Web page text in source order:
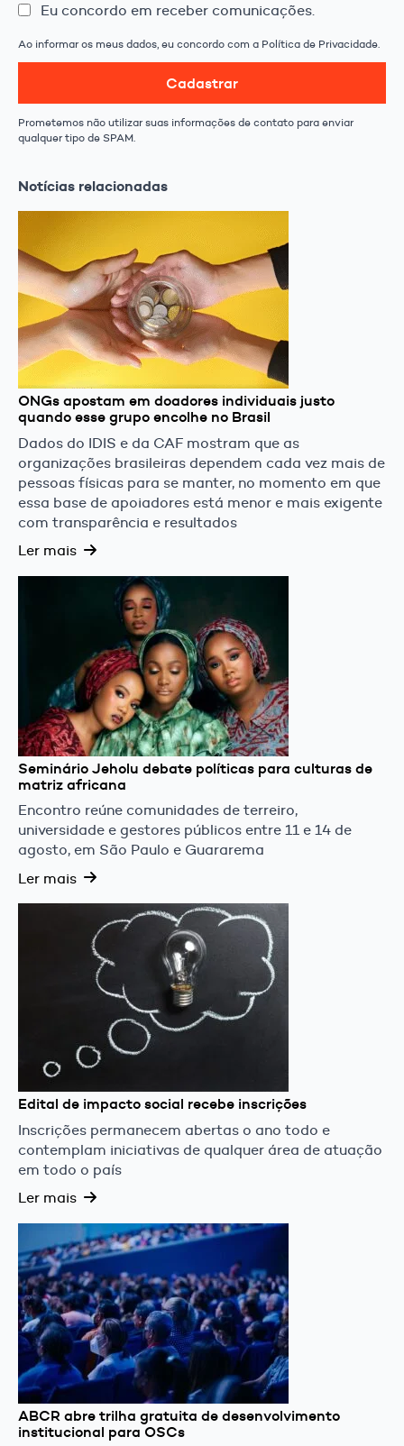
Eu concordo em receber comunicações.
Ao informar os meus dados, eu concordo com a Política de Privacidade.
Cadastrar
Prometemos não utilizar suas informações de contato para enviar
qualquer tipo de SPAM.
Notícias relacionadas
ONGs apostam em doadores individuais justo
quando esse grupo encolhe no Brasil
Dados do IDIS e da CAF mostram que as
organizações brasileiras dependem cada vez mais de
pessoas físicas para se manter, no momento em que
essa base de apoiadores está menor e mais exigente
com transparência e resultados
Ler mais
Seminário Jeholu debate políticas para culturas de
matriz africana
Encontro reúne comunidades de terreiro,
universidade e gestores públicos entre 11 e 14 de
agosto, em São Paulo e Guararema
Ler mais
Edital de impacto social recebe inscrições
Inscrições permanecem abertas o ano todo e
contemplam iniciativas de qualquer área de atuação
em todo o país
Ler mais
ABCR abre trilha gratuita de desenvolvimento
institucional para OSCs